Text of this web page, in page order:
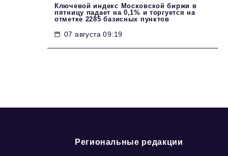
Ключевой индекс Московской биржи в
пятницу падает на 0,1% и торгуется на
отметке 2285 базисных пунктов
07 августа 09:19
Региональные редакции